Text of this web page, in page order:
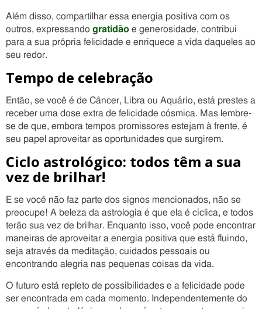
Além disso, compartilhar essa energia positiva com os
outros, expressando gratidão e generosidade, contribui
para a sua própria felicidade e enriquece a vida daqueles ao
seu redor.
Tempo de celebração
Então, se você é de Câncer, Libra ou Aquário, está prestes a
receber uma dose extra de felicidade cósmica. Mas lembre-
se de que, embora tempos promissores estejam à frente, é
seu papel aproveitar as oportunidades que surgirem.
Ciclo astrológico: todos têm a sua
vez de brilhar!
E se você não faz parte dos signos mencionados, não se
preocupe! A beleza da astrologia é que ela é cíclica, e todos
terão sua vez de brilhar. Enquanto isso, você pode encontrar
maneiras de aproveitar a energia positiva que está fluindo,
seja através da meditação, cuidados pessoais ou
encontrando alegria nas pequenas coisas da vida.
O futuro está repleto de possibilidades e a felicidade pode
ser encontrada em cada momento. Independentemente do